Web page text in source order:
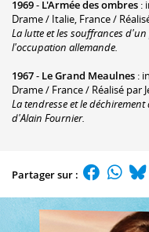
1969- L'Armée des ombres :
Drame / Italie, France /
La lutte et les souffrances
l'occupation allemande.
1967- Le Grand Meaulnes :
Drame / France / Réalisé par
La tendresse et le
d'Alain Fournier.
Partager sur :